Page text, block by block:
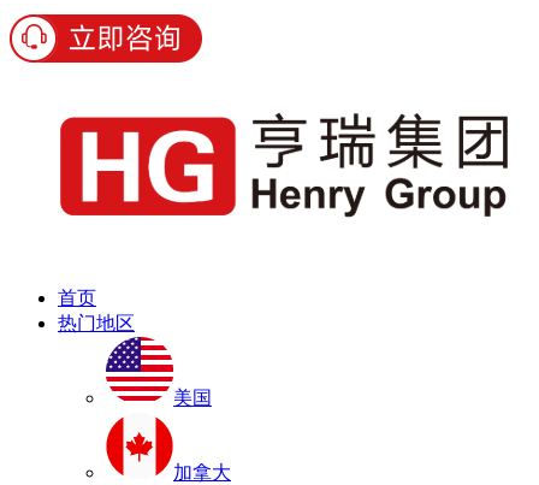
首页
热门地区
美国
加拿大